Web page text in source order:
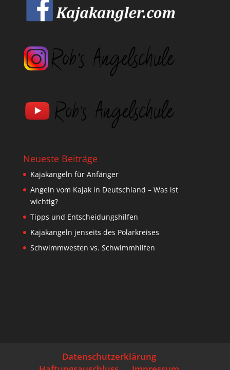
Neueste Beiträge
Kajakangeln für Anfänger
Angeln vom Kajak in Deutschland – Was ist
wichtig?
Tipps und Entscheidungshilfen
Kajakangeln jenseits des Polarkreises
Schwimmwesten vs. Schwimmhilfen
Datenschutzerklärung